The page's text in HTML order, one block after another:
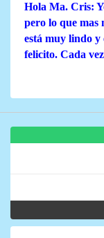
Hola Ma. Cris:
pero lo que mas
está muy lindo y
felicito. Cada